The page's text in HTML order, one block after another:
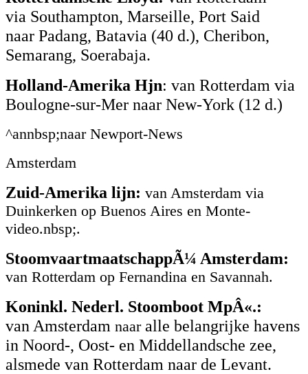
via Southampton, Marseille, Port Said
naar Padang, Batavia (40 d.), Cheribon,
Semarang, Soerabaja.
Holland-Amerika Hjn: van Rotterdam via
Boulogne-sur-Mer naar New-York (12 d.)
^annbsp;naar Newport-News
Amsterdam
Zuid-Amerika lijn: van Amsterdam via
Duinkerken op Buenos Aires en Monte-
video.nbsp;.
StoomvaartmaatschappÃ¼ Amsterdam:
van Rotterdam op Fernandina en Savannah.
Koninkl. Nederl. Stoomboot MpÂ«.:
van Amsterdam naaralle belangrijke havens
in Noord-, Oost- en Middellandsche zee,
alsmede van Rotterdam naar de Levant.